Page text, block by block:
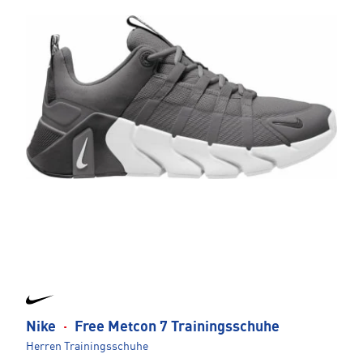
Nike · Free Metcon 7 Trainingsschuhe
Herren Trainingsschuhe